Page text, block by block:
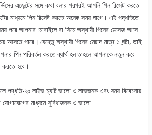
এজেন্টের সঙ্গে কথা বলার পরপরই আপনি পিন রিসেট করতে
মাধ্যমে পিন রিসেট করতে অনেক সময় লাগে। এই পদ্ধতিতে
পরে আপনার মোবাইলে বা সিমে অস্থায়ী পিনের মেসেজ আসে
আসতে পারে। যেহেতু অস্থায়ী পিনের মেয়াদ মাত্র ১ ঘন্টা, তাই
পিন পরিবর্তন করতে ব্যার্থ হন তাহলে আপনাকে নতুন করে
করতে হবে।
পদ্ধতি-২ঃ লাইভ চ্যাট ভালো ও লাভজনক এবং সময় বিবেচনায়
মাধ্যমে সুবিধাজনক ও ভালো